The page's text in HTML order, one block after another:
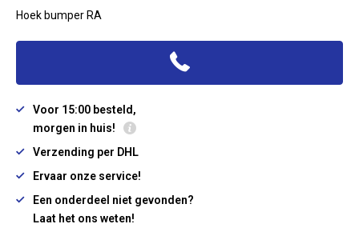
Hoek bumper RA
Voor 15:00 besteld,
morgen in huis!
Verzending per DHL
Ervaar onze service!
Een onderdeel niet gevonden?
Laat het ons weten!